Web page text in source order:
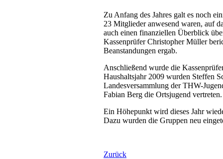
Zu Anfang des Jahres galt es noch
23 Mitglieder anwesend waren, auf
auch einen finanziellen Überblick
Kassenprüfer Christopher Müller
Beanstandungen ergab.
Anschließend wurde die
Haushaltsjahr 2009 wurden Steffen
Landesversammlung der THW-
Fabian Berg die Ortsjugend vertreten.
Ein Höhepunkt wird dieses Jahr
Dazu wurden die Gruppen neu
Zurück